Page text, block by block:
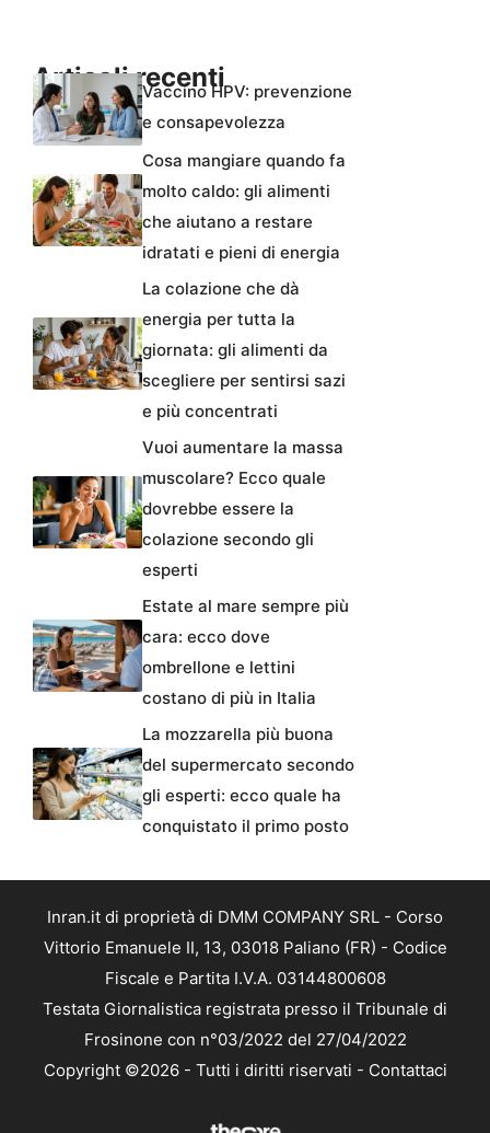
Articoli recentiVaccino HPV: prevenzione
e consapevolezza
Cosa mangiare quando fa
molto caldo: gli alimenti
che aiutano a restare
idratati e pieni di energia
La colazione che dà
energia per tutta la
giornata: gli alimenti da
scegliere per sentirsi sazi
e più concentrati
Vuoi aumentare la massa
muscolare? Ecco quale
dovrebbe essere la
colazione secondo gli
esperti
Estate al mare sempre più
cara: ecco dove
ombrellone e lettini
costano di più in Italia
La mozzarella più buona
del supermercato secondo
gli esperti: ecco quale ha
conquistato il primo posto
Inran.it di proprietà di DMM COMPANY SRL - Corso
Vittorio Emanuele II, 13, 03018 Paliano (FR) - Codice
Fiscale e Partita I.V.A. 03144800608
Testata Giornalistica registrata presso il Tribunale di
Frosinone con n°03/2022 del 27/04/2022
Copyright ©2026 - Tutti i diritti riservati - Contattaci